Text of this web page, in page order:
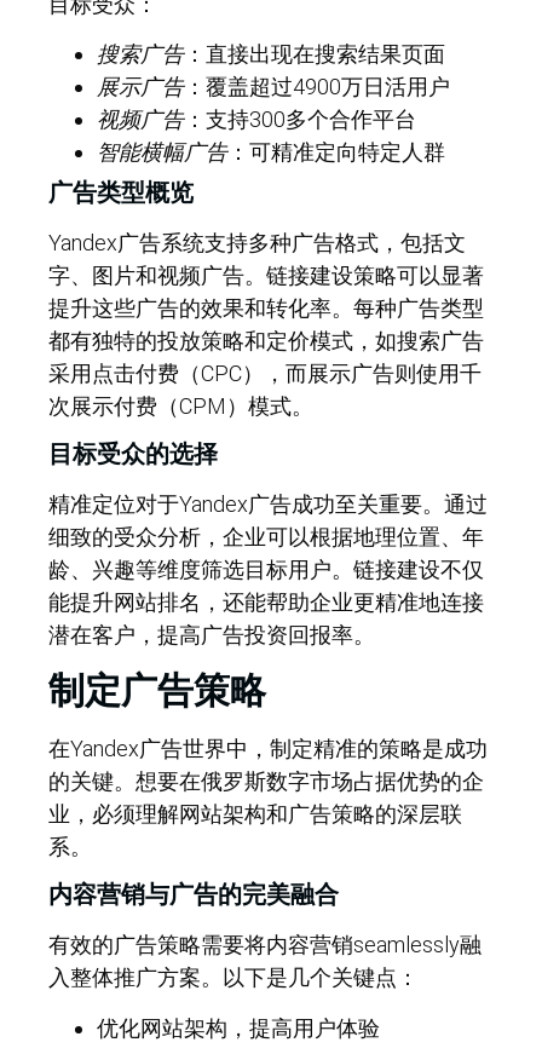
搜索广告：直接出现在搜索结果页面
展示广告：覆盖超过4900万日活用户
视频广告：支持300多个合作平台
智能横幅广告：可精准定向特定人群
广告类型概览
Yandex广告系统支持多种广告格式，包括文
字、图片和视频广告。链接建设策略可以显著
提升这些广告的效果和转化率。每种广告类型
都有独特的投放策略和定价模式，如搜索广告
采用点击付费（CPC），而展示广告则使用千
次展示付费（CPM）模式。
目标受众的选择
精准定位对于Yandex广告成功至关重要。通过
细致的受众分析，企业可以根据地理位置、年
龄、兴趣等维度筛选目标用户。链接建设不仅
能提升网站排名，还能帮助企业更精准地连接
潜在客户，提高广告投资回报率。
制定广告策略
在Yandex广告世界中，制定精准的策略是成功
的关键。想要在俄罗斯数字市场占据优势的企
业，必须理解网站架构和广告策略的深层联
系。
内容营销与广告的完美融合
有效的广告策略需要将内容营销seamlessly融
入整体推广方案。以下是几个关键点：
优化网站架构，提高用户体验